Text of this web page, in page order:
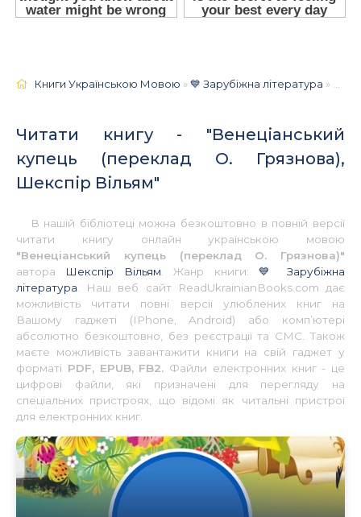
Книги Українською Мовою »💙 Зарубіжна література » Венеціанський купець (переклад О. Грязнова), Шекспір Вільям 📚 - Українською
Читати книгу - "Венеціанський
купець (переклад О. Грязнова),
Шекспір Вільям"
В нашій бібліотеці можна безкоштовно в повній версії
читати книгу онлайн українською мовою
"Венеціанський купець (переклад О. Грязнова)"
автора Шекспір Вільям . Жанр книги:💙 Зарубіжна
література . Наш веб сайт ReadUkrainianBooks.com дає
можливість читати повні версії улюблених книг на
Вашому гаджеті (IPhone, Android) або комп’ютері
абсолютно безкоштовно, без реєстрації та СМС. Також
маєте можливість завантажити книги на свій гаджет у
форматі PDF, EPUB, FB2. Файли електронних книг - це
цифрові файли, які призначені для перегляду на
спеціальних пристроях, що відомі як читальні пристрої
для електронних книг.